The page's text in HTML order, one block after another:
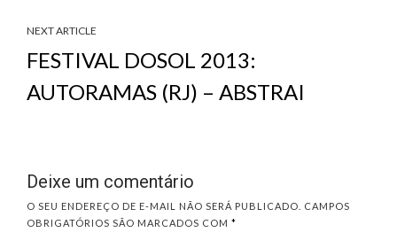
NEXT ARTICLE
FESTIVAL DOSOL 2013:
AUTORAMAS (RJ) – ABSTRAI
Deixe um comentário
O SEU ENDEREÇO DE E-MAIL NÃO SERÁ PUBLICADO.
CAMPOS
OBRIGATÓRIOS SÃO MARCADOS COM *